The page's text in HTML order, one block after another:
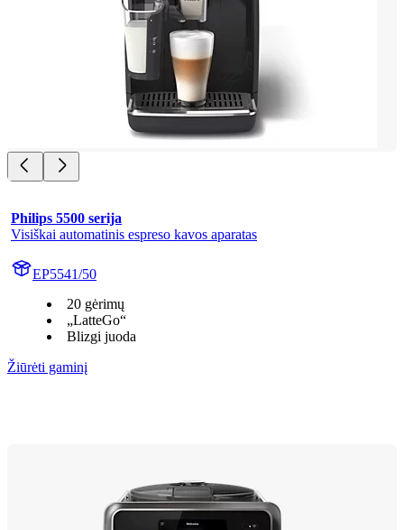
Philips 5500 serija
Visiškai automatinis espreso kavos aparatas
EP5541/50
20 gėrimų
„LatteGo“
Blizgi juoda
Žiūrėti gaminį